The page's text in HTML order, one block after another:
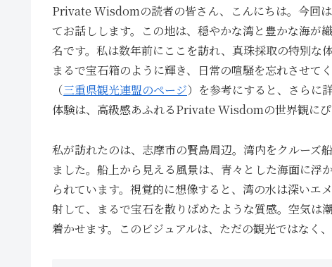
Private Wisdomの読者の皆さん、こんにちは。今回
てお話しします。この地は、穏やかな湾と豊かな海が
名です。私は数年前にここを訪れ、真珠採取の特別な
まるで宝石箱のように輝き、日常の喧騒を忘れさせて
（三重県観光連盟のページ）を参考にすると、さらに
体験は、高級感あふれるPrivate Wisdomの世界観に
私が訪れたのは、志摩市の賢島周辺。湾内をクルーズ
ました。船上から見える風景は、青々とした海面に浮
られています。視覚的に想像すると、湾の水は深いエ
射して、まるで宝石を散りばめたような質感。空気は
着かせます。このビジュアルは、ただの観光ではなく